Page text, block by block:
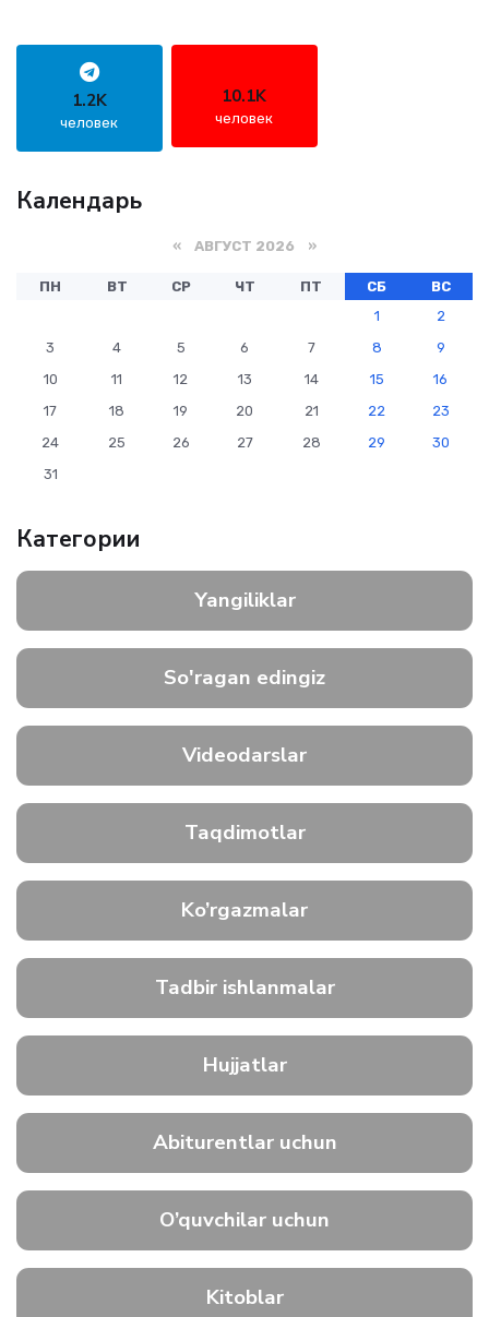
1.2K
человек
10.1K
человек
Календарь
« АВГУСТ 2026 »
ПН ВТ СР ЧТ ПТ СБ
ВС
1
2
3
4 5 6 7 8
9
10
11 12 13 14 15
16
17
18 19 20 21 22
23
24
25 26 27 28 29
30
31
Категории
Yangiliklar
So'ragan edingiz
Videodarslar
Taqdimotlar
Ko’rgazmalar
Tadbir ishlanmalar
Hujjatlar
Abiturentlar uchun
O’quvchilar uchun
Kitoblar